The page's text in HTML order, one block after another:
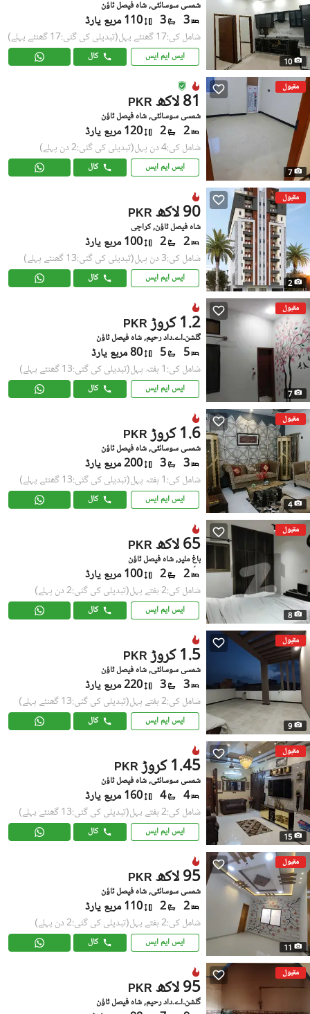
10
شمسی سوسائٹی, شاہ فیصل ٹاؤن
3
3 110 مربع یارڈ
شامل کی:17 گھنٹے پہل (تبدیلی کی گئی:17 گھنٹے پہلے)
ایس ایم ایس کال
مقبول
7
PKR 81 لاکھ
شمسی سوسائٹی, شاہ فیصل ٹاؤن
2
2 120 مربع یارڈ
شامل کی:4 دن پہل (تبدیلی کی گئی:2 دن پہلے)
ایس ایم ایس کال
مقبول
2
PKR 90 لاکھ
شاہ فیصل ٹاؤن, کراچی
2
2 100 مربع یارڈ
شامل کی:3 دن پہل (تبدیلی کی گئی:13 گھنٹے پہلے)
ایس ایم ایس کال
مقبول
7
PKR 1.2 کروڑ
گلشن۔اے۔داد رحیم, شاہ فیصل ٹاؤن
5
5 80 مربع یارڈ
شامل کی:1 ہفتہ پہل (تبدیلی کی گئی:13 گھنٹے پہلے)
ایس ایم ایس کال
مقبول
4
PKR 1.6 کروڑ
شمسی سوسائٹی, شاہ فیصل ٹاؤن
3
3 200 مربع یارڈ
شامل کی:1 ہفتہ پہل (تبدیلی کی گئی:13 گھنٹے پہلے)
ایس ایم ایس کال
مقبول
8
PKR 65 لاکھ
باغِ ملیر, شاہ فیصل ٹاؤن
2
2 100 مربع یارڈ
شامل کی:2 ہفتے پہل (تبدیلی کی گئی:2 دن پہلے)
ایس ایم ایس کال
مقبول
9
PKR 1.5 کروڑ
شمسی سوسائٹی, شاہ فیصل ٹاؤن
3
3 220 مربع یارڈ
شامل کی:2 ہفتے پہل (تبدیلی کی گئی:13 گھنٹے پہلے)
ایس ایم ایس کال
مقبول
15
PKR 1.45 کروڑ
شمسی سوسائٹی, شاہ فیصل ٹاؤن
4
4 160 مربع یارڈ
شامل کی:2 ہفتے پہل (تبدیلی کی گئی:13 گھنٹے پہلے)
ایس ایم ایس کال
مقبول
11
PKR 95 لاکھ
شمسی سوسائٹی, شاہ فیصل ٹاؤن
2
2 110 مربع یارڈ
شامل کی:2 ہفتے پہل (تبدیلی کی گئی:2 دن پہلے)
ایس ایم ایس کال
مقبول
PKR 95 لاکھ
گلشن۔اے۔داد رحیم, شاہ فیصل ٹاؤن